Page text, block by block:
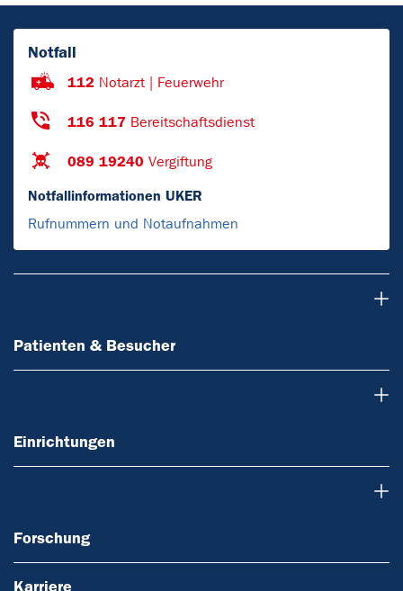
Notfall
112 Notarzt | Feuerwehr
116 117 Bereitschaftsdienst
089 19240 Vergiftung
Notfallinformationen UKER
Rufnummern und Notaufnahmen
Patienten & Besucher
Einrichtungen
Forschung
Karriere